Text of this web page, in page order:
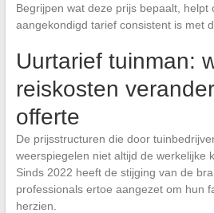
Begrijpen wat deze prijs bepaalt, helpt
aangekondigd tarief consistent is met
Uurtarief tuinman:
reiskosten
offerte
De prijsstructuren die door
weerspiegelen niet altijd de werkelijke
Sinds 2022 heeft de stijging van de
professionals ertoe aangezet om hun
herzien.